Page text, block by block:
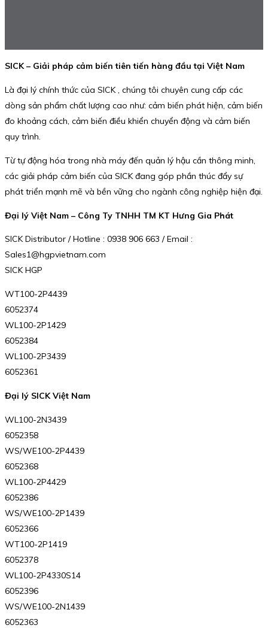
SICK – Giải pháp cảm biến tiên tiến hàng đầu tại Việt Nam
Là đại lý chính thức của SICK , chúng tôi chuyên cung cấp các
dòng sản phẩm chất lượng cao như: cảm biến phát hiện, cảm biến
đo khoảng cách, cảm biến điều khiển chuyển động và cảm biến
quy trình.
Từ tự động hóa trong nhà máy đến quản lý hậu cần thông minh,
các giải pháp cảm biến của SICK đang góp phần thúc đẩy sự
phát triển mạnh mẽ và bền vững cho ngành công nghiệp hiện đại.
Đại lý Việt Nam – Công Ty TNHH TM KT Hưng Gia Phát
SICK Distributor / Hotline : 0938 906 663 / Email :
Sales1@hgpvietnam.com
SICK HGP
WT100-2P4439
6052374
WL100-2P1429
6052384
WL100-2P3439
6052361
Đại lý SICK Việt Nam
WL100-2N3439
6052358
WS/WE100-2P4439
6052368
WL100-2P4429
6052386
WS/WE100-2P1439
6052366
WT100-2P1419
6052378
WL100-2P4330S14
6052396
WS/WE100-2N1439
6052363